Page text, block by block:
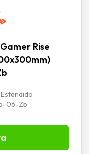
Rise
06-Zb